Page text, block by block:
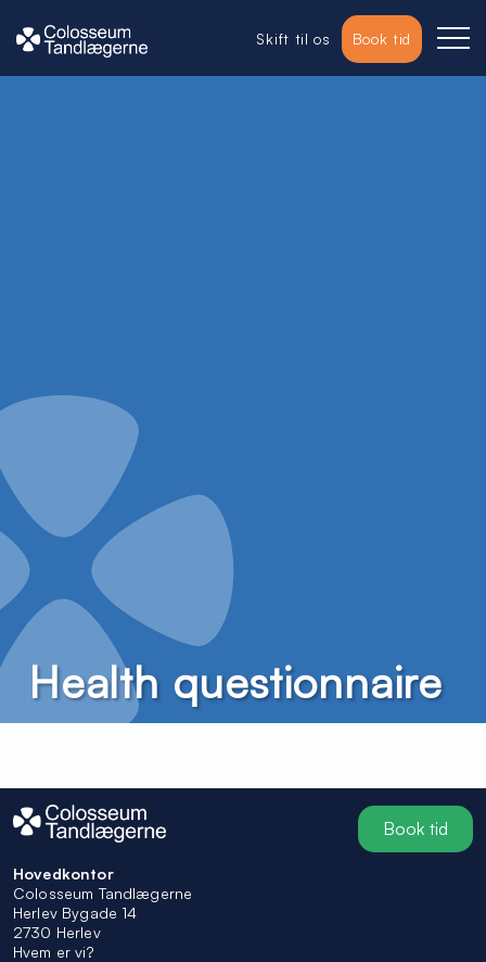
Health questionnaire
Book tid
Hovedkontor
Colosseum Tandlægerne
Herlev Bygade 14
2730 Herlev
Hvem er vi?
Skift til os Book tid